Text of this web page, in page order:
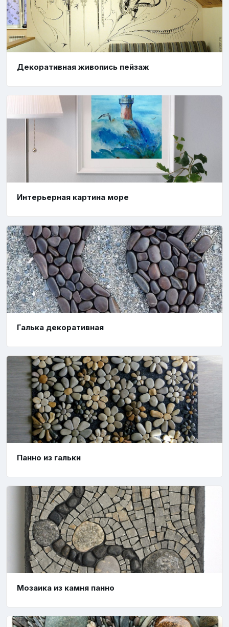
Декоративная живопись пейзаж
Интерьерная картина море
Галька декоративная
Панно из гальки
Мозаика из камня панно